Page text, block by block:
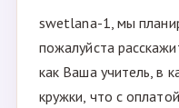
swetlana-1, мы
пожалуйста
как Ваша учитель, в
кружки, что с